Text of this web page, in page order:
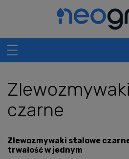
czarne
Zlewozmywaki stalowe
trwałość w jednym